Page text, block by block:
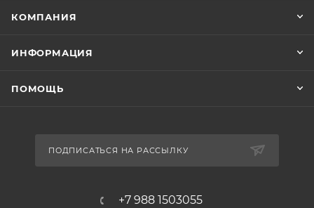
КОМПАНИЯ
ИНФОРМАЦИЯ
ПОМОЩЬ
ПОДПИСАТЬСЯ НА РАССЫЛКУ
+7 988 1503055